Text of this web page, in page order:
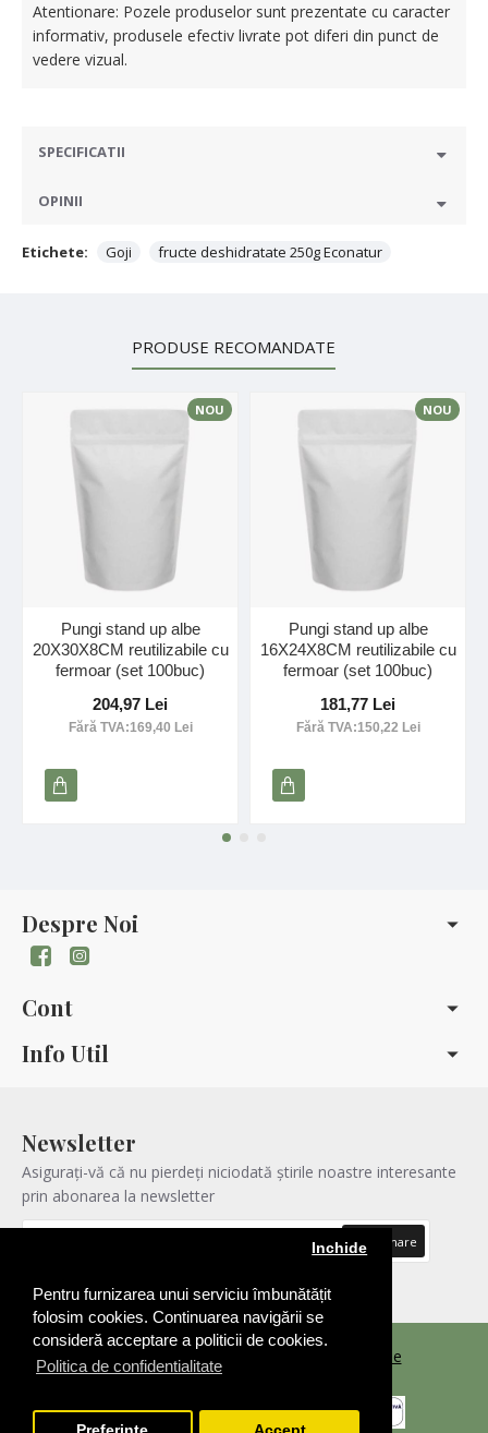
Pentru furnizarea unui serviciu îmbunătățit
folosim cookies. Continuarea navigării se
consideră acceptare a politicii de cookies.
Politica de confidentialitate
Inchide
Atentionare: Pozele produselor sunt prezentate cu caracter
informativ, produsele efectiv livrate pot diferi din punct de
vedere vizual.
SPECIFICATII
OPINII
Etichete: Goji fructe deshidratate 250g Econatur
PRODUSE RECOMANDATE
NOU
Pungi stand up albe
20X30X8CM reutilizabile cu
fermoar (set 100buc)
204,97 Lei
Fără TVA:169,40 Lei
NOU
Pungi stand up albe
16X24X8CM reutilizabile cu
fermoar (set 100buc)
181,77 Lei
Fără TVA:150,22 Lei
Despre Noi
Cont
Info Util
Newsletter
Asigurați-vă că nu pierdeți niciodată știrile noastre interesante
prin abonarea la newsletter
Abonare
Am citit şi sunt de acord cu Politica de confidentialitatea
Copyright © 2021 | Realizare Magazin Online